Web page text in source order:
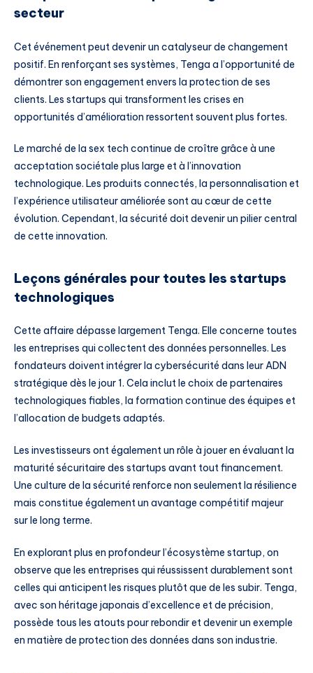
secteur
Cet événement peut devenir un catalyseur de changement
positif. En renforçant ses systèmes, Tenga a l’opportunité de
démontrer son engagement envers la protection de ses
clients. Les startups qui transforment les crises en
opportunités d’amélioration ressortent souvent plus fortes.
Le marché de la sex tech continue de croître grâce à une
acceptation sociétale plus large et à l’innovation
technologique. Les produits connectés, la personnalisation et
l’expérience utilisateur améliorée sont au cœur de cette
évolution. Cependant, la sécurité doit devenir un pilier central
de cette innovation.
Leçons générales pour toutes les startups
technologiques
Cette affaire dépasse largement Tenga. Elle concerne toutes
les entreprises qui collectent des données personnelles. Les
fondateurs doivent intégrer la cybersécurité dans leur ADN
stratégique dès le jour 1. Cela inclut le choix de partenaires
technologiques fiables, la formation continue des équipes et
l’allocation de budgets adaptés.
Les investisseurs ont également un rôle à jouer en évaluant la
maturité sécuritaire des startups avant tout financement.
Une culture de la sécurité renforce non seulement la résilience
mais constitue également un avantage compétitif majeur
sur le long terme.
En explorant plus en profondeur l’écosystème startup, on
observe que les entreprises qui réussissent durablement sont
celles qui anticipent les risques plutôt que de les subir. Tenga,
avec son héritage japonais d’excellence et de précision,
possède tous les atouts pour rebondir et devenir un exemple
en matière de protection des données dans son industrie.